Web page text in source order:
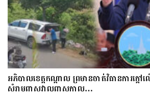
អភិបាលខេត្តកណ្ដាល ព្រមានចាត់វិធានការក្ដៅ
សំរាមពាសវាលពាសកាល…